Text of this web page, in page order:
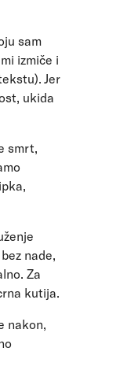
sam
izmiče i
Jer
ukida
smrt,
nade,
Za
kutija.
nakon,